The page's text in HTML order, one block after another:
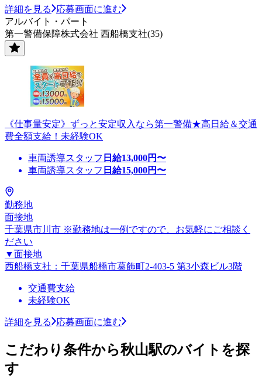
詳細を見る
応募画面に進む
アルバイト・パート
第一警備保障株式会社 西船橋支社(35)
《仕事量安定》ずっと安定収入なら第一警備★高日給＆交通
費全額支給！未経験OK
車両誘導スタッフ 日給13,000円〜
車両誘導スタッフ 日給15,000円〜
勤務地
面接地
千葉県市川市 ※勤務地は一例ですので、お気軽にご相談く
ださい
▼面接地
西船橋支社：千葉県船橋市葛飾町2-403-5 第3小森ビル3階
交通費支給
未経験OK
詳細を見る 応募画面に進む
こだわり条件から秋山駅のバイトを探
す